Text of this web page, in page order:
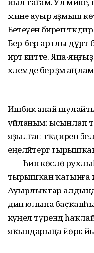
мине ауыр яҙмыш
Бетеүен биреп
Бер-бер артлы дүрт
иртә китте. Япа-
хәлемде бер әҙәм
Ишбикә апай
уйланым: ысынлап
яҙылған тәҡдирен
еңеләйтергә
— Һин көслө
тырышҡан ҡатынға
Ауырлыҡтар
дин юлына
күңел түрендә
яҡындарыңа йөрәк